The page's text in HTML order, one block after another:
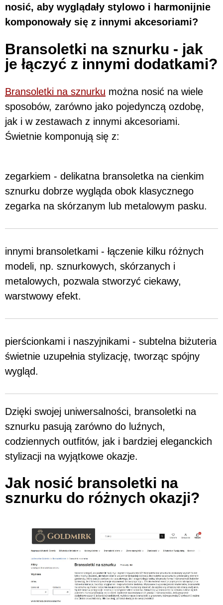
nosić, aby wyglądały stylowo i harmonijnie
komponowały się z innymi akcesoriami?
Bransoletki na sznurku - jak
je łączyć z innymi dodatkami?
Bransoletki na sznurku można nosić na wiele
sposobów, zarówno jako pojedynczą ozdobę,
jak i w zestawach z innymi akcesoriami.
Świetnie komponują się z:
zegarkiem - delikatna bransoletka na cienkim
sznurku dobrze wygląda obok klasycznego
zegarka na skórzanym lub metalowym pasku.
innymi bransoletkami - łączenie kilku różnych
modeli, np. sznurkowych, skórzanych i
metalowych, pozwala stworzyć ciekawy,
warstwowy efekt.
pierścionkami i naszyjnikami - subtelna biżuteria
świetnie uzupełnia stylizację, tworząc spójny
wygląd.
Dzięki swojej uniwersalności, bransoletki na
sznurku pasują zarówno do luźnych,
codziennych outfitów, jak i bardziej eleganckich
stylizacji na wyjątkowe okazje.
Jak nosić bransoletki na
sznurku do różnych okazji?